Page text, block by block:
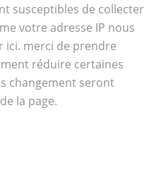
susceptibles de collecter
votre adresse IP nous
ici. merci de prendre
réduire certaines
changement seront
la page.